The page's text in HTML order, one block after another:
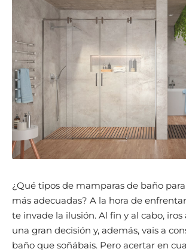
¿Qué tipos de mamparas de baño
más adecuadas? A la hora de
te invade la ilusión. Al fin y al cabo, iros
una gran decisión y, además, vais a
baño que soñábais. Pero acertar en